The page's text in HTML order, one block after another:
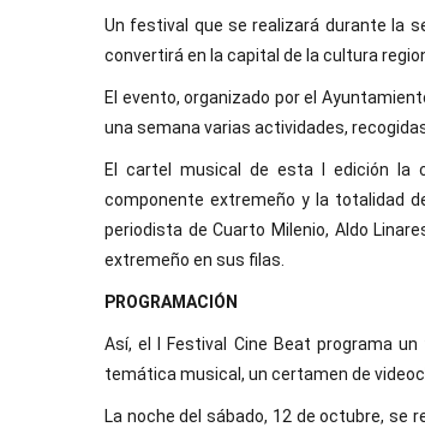
Un festival que se realizará durante la
convertirá en la capital de la cultura
El evento, organizado por el
una semana varias actividades,
El cartel musical de esta I edición la
componente extremeño y la totalidad
periodista de Cuarto Milenio, Aldo
extremeño en sus filas.
PROGRAMACIÓN
Así, el I Festival Cine Beat programa
temática musical, un certamen de
La noche del sábado, 12 de octubre, se